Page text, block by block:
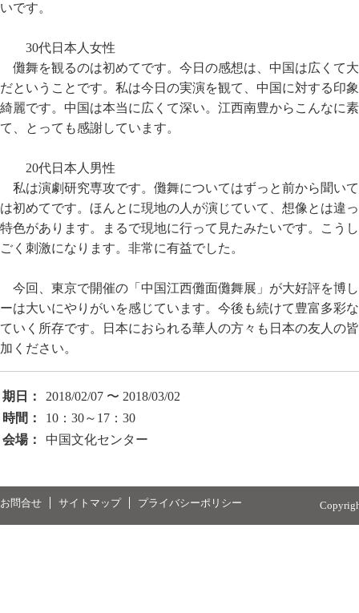
いです。
30代日本人女性
儺舞を観るのは初めてです。今日の感想は、中国は広くて
だということです。私は今日の実演を観て、中国に対する印
綺麗です。中国は本当に広くて深い。江西南豊からこんなに
て、とっても感謝しています。
20代日本人男性
私は演劇研究専攻です。儺舞についてはずっと前から聞い
は初めてです。ほんとに現地の人が演じていて、想像とは違
特色があります。まるで現地に行って見たみたいです。こう
ごく刺激になります。非常に有益でした。
今回、東京で開催の「中国江西儺面儺舞展」が大好評を博
ーは大いにやりがいを感じています。今後も続けて豊富多彩
ていく所存です。日本におられる華人の方々も日本の友人の
加ください。
期日：
2018/02/07 〜 2018/03/02
時間：
10：30～17：30
会場：
中国文化センター
お問合せ サイトマップ プライバシーポリシー